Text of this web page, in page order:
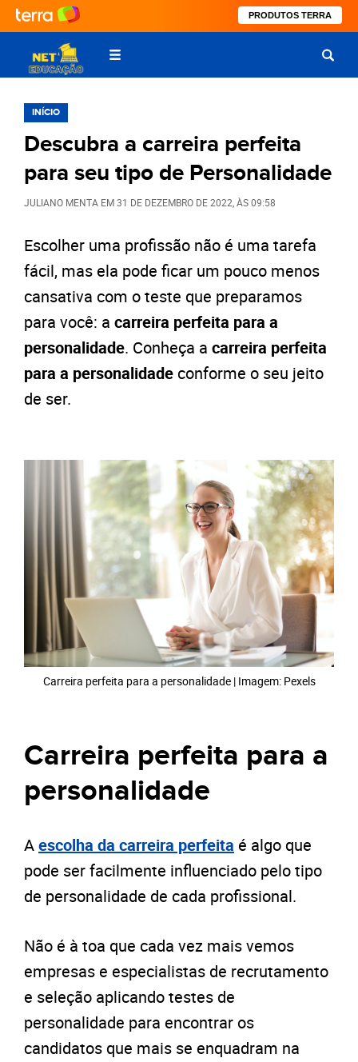
PRODUTOS TERRA
INÍCIO
Descubra a carreira perfeita
para seu tipo de Personalidade
JULIANO MENTA EM31 DE DEZEMBRO DE 2022 , ÀS09:58
Escolher uma profissão não é uma tarefa
fácil, mas ela pode ficar um pouco menos
cansativa com o teste que preparamos
para você: a carreira perfeita para a
personalidade. Conheça a carreira perfeita
para a personalidade conforme o seu jeito
de ser.
Carreira perfeita para a personalidade | Imagem: Pexels
Carreira perfeita para a
personalidade
Aescolha da carreira perfeita é algo que
pode ser facilmente influenciado pelo tipo
de personalidade de cada profissional.
Não é à toa que cada vez mais vemos
empresas e especialistas de recrutamento
e seleção aplicando testes de
personalidade para encontrar os
candidatos que mais se enquadram na